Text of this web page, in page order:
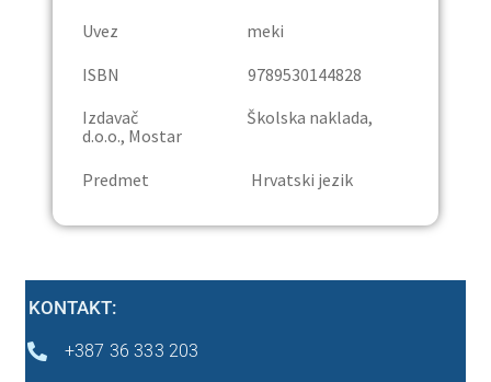
Ostalo
Šesti razred
Uvez meki
ISBN 9789530144828
Izdavač Školska naklada,
d.o.o., Mostar
Predmet Hrvatski jezik
KONTAKT:
+387 36 333 203